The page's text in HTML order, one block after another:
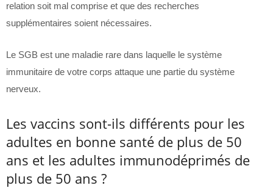
relation soit mal comprise et que des recherches
supplémentaires soient nécessaires.
Le SGB est une maladie rare dans laquelle le système
immunitaire de votre corps attaque une partie du système
nerveux.
Les vaccins sont-ils différents pour les
adultes en bonne santé de plus de 50
ans et les adultes immunodéprimés de
plus de 50 ans ?